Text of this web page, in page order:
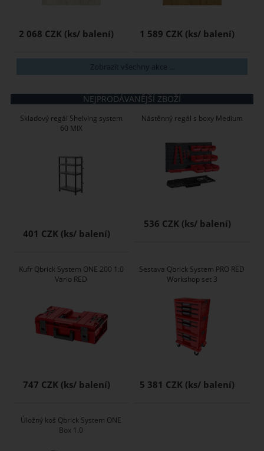
2 068 CZK 1 589 CZK
Zobrazit všechny akce ...
NEJPRODÁVANĚJŠÍ ZBOŽÍ
Skladový regál Shelving system
60 MIX
401 CZK
Nástěnný regál s boxy Medium
536 CZK
Kufr Qbrick System ONE 200 1.0
Vario RED
747 CZK
Sestava Qbrick System PRO RED
Workshop set 3
5 381 CZK
Úložný koš Qbrick System ONE
Box 1.0